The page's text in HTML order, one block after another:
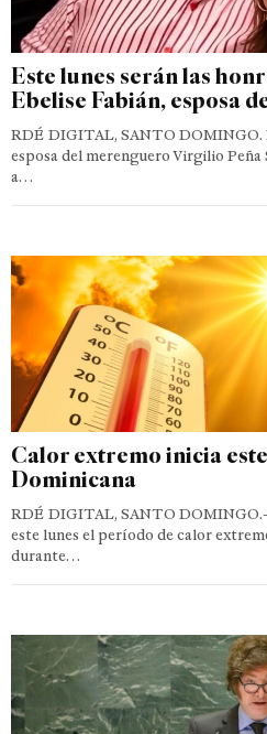
Este lunes serán las
Ebelise Fabián, esposa
RDÉ DIGITAL, SANTO DOMINGO.
esposa del merenguero Virgilio Peña
a…
Calor extremo inicia
Dominicana
RDÉ DIGITAL, SANTO
este lunes el período de calor
durante…